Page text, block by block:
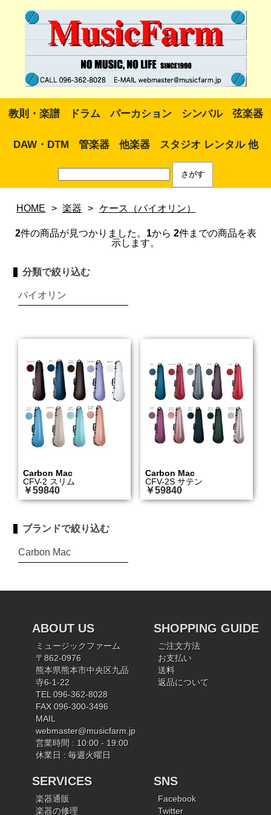
教則・楽譜 ドラム パーカション シンバル 弦楽器
DAW・DTM 管楽器 他楽器 スタジオ レンタル 他
HOME > 楽器 > ケース（バイオリン）
2件の商品が見つかりました。 1から 2件までの商品を表
示します。
分類で絞り込む
バイオリン
Carbon Mac
CFV-2 スリム
￥59840
Carbon Mac
CFV-2S サテン
￥59840
ブランドで絞り込む
Carbon Mac
ABOUT US
ミュージックファーム
〒862-0976
熊本県熊本市中央区九品
寺6-1-22
TEL 096-362-8028
FAX 096-300-3496
MAIL
webmaster@musicfarm.jp
営業時間 : 10:00 - 19:00
休業日 : 毎週火曜日
SHOPPING GUIDE
ご注文方法
お支払い
送料
返品について
SERVICES
楽器通販
楽器の修理
SNS
Facebook
Twitter